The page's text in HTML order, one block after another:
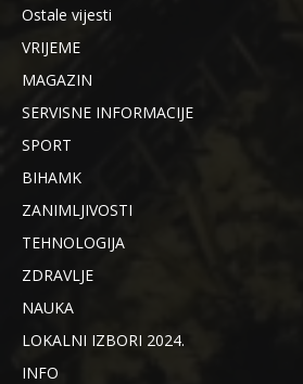
Ostale vijesti
VRIJEME
MAGAZIN
SERVISNE INFORMACIJE
SPORT
BIHAMK
ZANIMLJIVOSTI
TEHNOLOGIJA
ZDRAVLJE
NAUKA
LOKALNI IZBORI 2024.
INFO